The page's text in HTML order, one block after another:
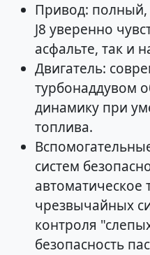
Привод: полный,
J8 уверенно
асфальте, так и
Двигатель:
турбонаддувом
динамику при
топлива.
систем
чрезвычайных
контроля
безопасность